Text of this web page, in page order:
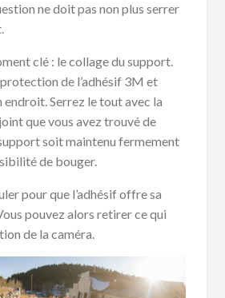
ne doit pas non plus serrer
clé : le collage du support.
de l’adhésif 3M et
endroit. Serrez le tout avec la
que vous avez trouvé de
soit maintenu fermement
de bouger.
pour que l’adhésif offre sa
pouvez alors retirer ce qui
de la caméra.